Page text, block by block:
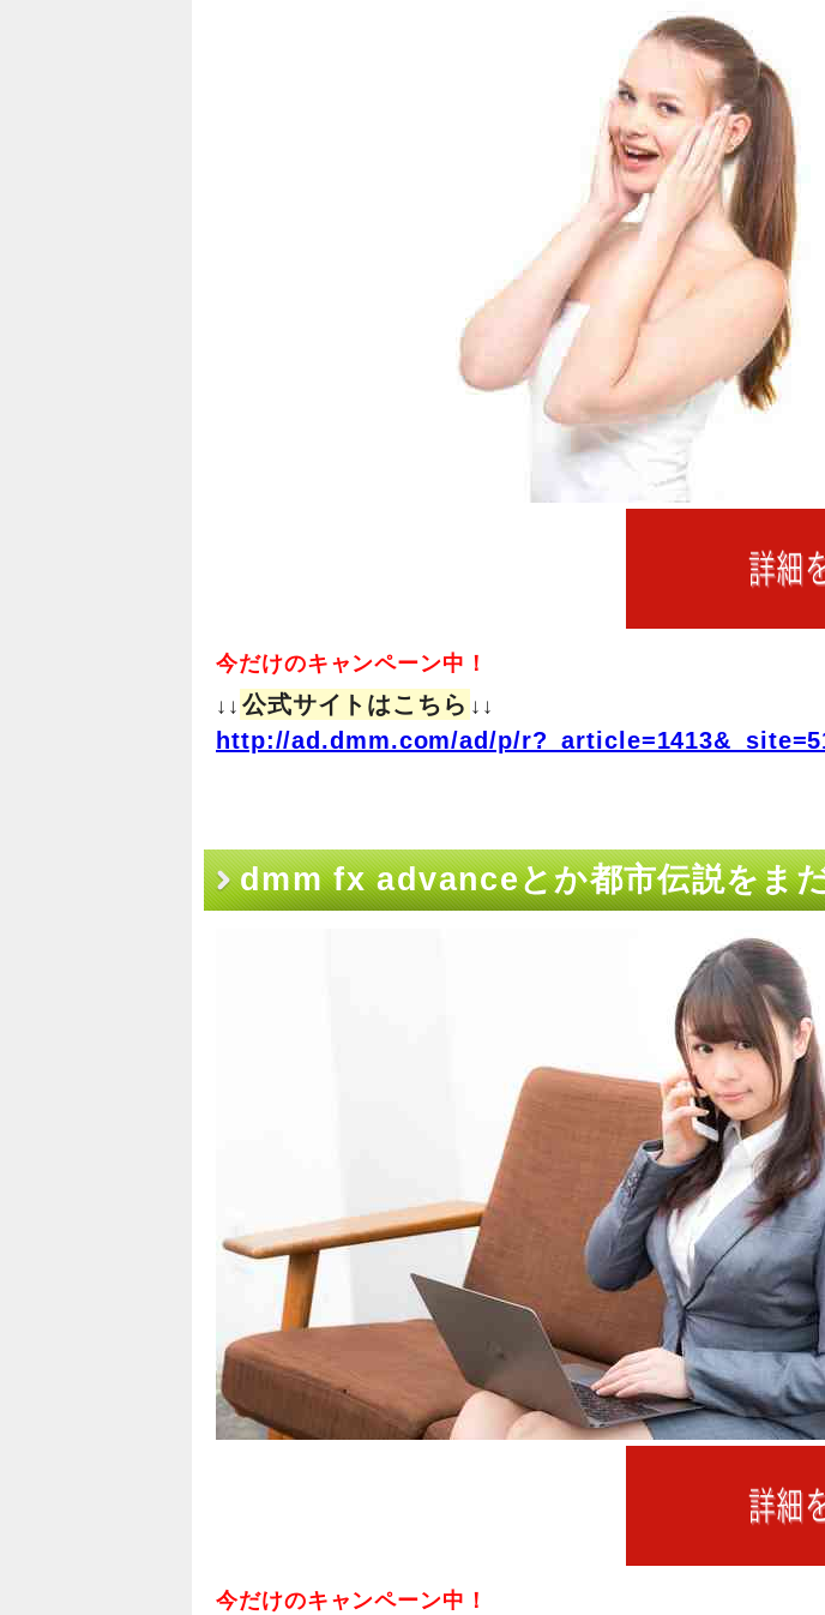
今だけのキャンペーン中！
↓↓ 公式サイトはこちら ↓↓
http://ad.dmm.com/ad/p/
dmm fx advanceとか都市伝説をま
今だけのキャンペーン中！